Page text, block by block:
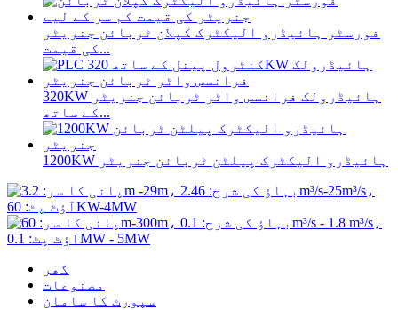
فورسٹر ہائیڈرو الیکٹرک کپلان ٹربائن جنریٹر
کی قیمت...
320KW ہائیڈرولک فرانسس واٹر ٹربائن جنریٹر
کے ساتھ...
1200KW ہائیڈرو الیکٹرک پیلٹن ٹربائن جنریٹر
گھر
مصنوعات
سپورٹ کا سامان